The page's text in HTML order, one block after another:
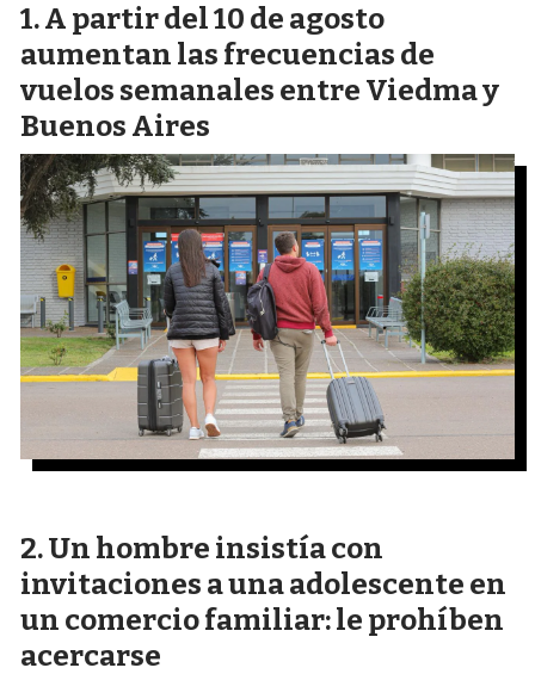
A partir del 10 de agosto
aumentan las frecuencias de
vuelos semanales entre Viedma y
Buenos Aires
Un hombre insistía con
invitaciones a una adolescente en
un comercio familiar: le prohíben
acercarse